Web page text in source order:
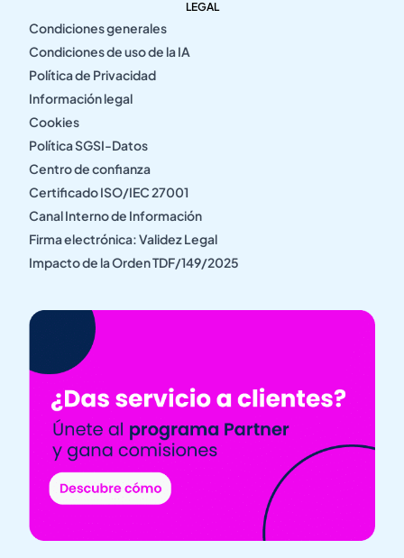
LEGAL
Condiciones generales
Condiciones de uso de la IA
Política de Privacidad
Información legal
Cookies
Política SGSI-Datos
Centro de confianza
Certificado ISO/IEC 27001
Canal Interno de Información
Firma electrónica: Validez Legal
Impacto de la Orden TDF/149/2025